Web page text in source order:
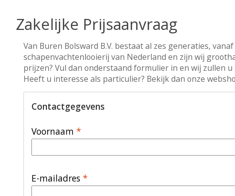
Zakelijke Prijsaanvraag
Van Buren Bolsward B.V. bestaat al zes generaties,
schapenvachtenlooierij van Nederland en zijn wij
prijzen? Vul dan onderstaand formulier in en wij zullen
Heeft u interesse als particulier? Bekijk dan onze
Contactgegevens
Voornaam *
E-mailadres *